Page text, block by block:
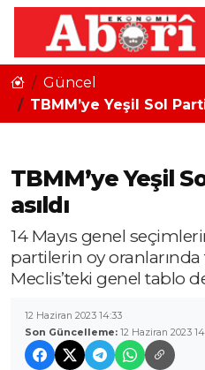
Güncel
TBMM’ye Yeşil Sol
TBMM’ye Yeşil
asıldı
14 Mayıs genel
partilerin oy oranlarında
Meclis’teki genel tablo
12 Haziran 2023 14:33
Son Güncelleme: 12 Haziran 2023